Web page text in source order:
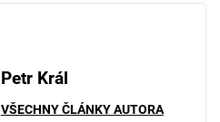
Petr Král
VŠECHNY ČLÁNKY AUTORA